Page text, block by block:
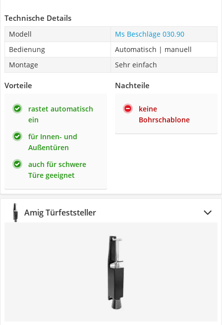
Technische Details
Modell
Ms Beschläge ‎030.90
Bedienung
Automatisch | manuell
Montage
Sehr einfach
Vorteile
rastet automatisch
ein
für Innen- und
Außentüren
auch für schwere
Türe geeignet
Nachteile
keine
Bohrschablone
Amig Türfeststeller